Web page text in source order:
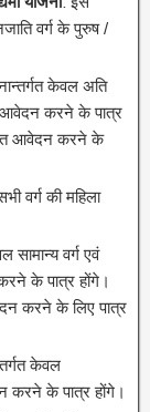
वर्ग के पुरुष /
केवल अति
आवेदन करने के पात्र
आवेदन करने के
वर्ग की महिला
सामान्य वर्ग एवं
के पात्र होंगे।
करने के लिए पात्र
केवल
करने के पात्र होंगे।